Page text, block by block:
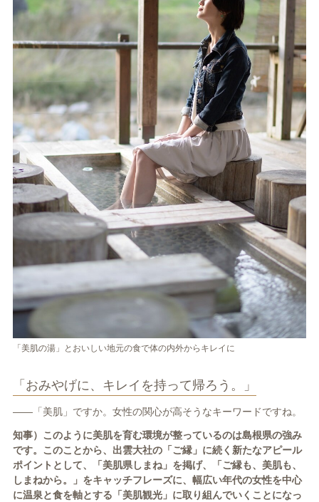
「美肌の湯」とおいしい地元の食で体の内外からキレイに
「おみやげに、キレイを持って帰ろう。」
――「美肌」ですか。女性の関心が高そうなキーワードですね。
知事）このように美肌を育む環境が整っているのは島根県の強み
です。このことから、出雲大社の「 ご縁」に続く新たなアピール
ポイントとして、「美肌県しまね」を掲げ、「ご縁も、美肌も、
しまねから。」をキャッチフレーズに、幅広い年代の女性を中心
に温泉と食を軸とする「美肌観光」に取り組んでいくことになっ